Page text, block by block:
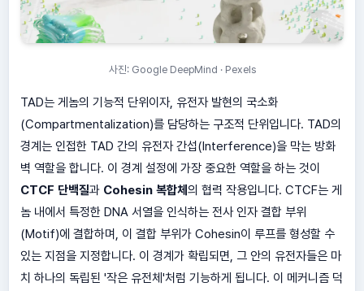
사진: Google DeepMind · Pexels
TAD는 게놈의 기능적 단위이자, 유전자 발현의 국소화
(Compartmentalization)를 담당하는 구조적 단위입니다. TAD의
경계는 인접한 TAD 간의 유전자 간섭(Interference)을 막는 방화
벽 역할을 합니다. 이 경계 설정에 가장 중요한 역할을 하는 것이
CTCF 단백질과 Cohesin 복합체 의 협력 작용입니다. CTCF는 게
놈 내에서 특정한 DNA 서열을 인식하는 전사 인자 결합 부위
(Motif)에 결합하며, 이 결합 부위가 Cohesin이 루프를 형성할 수
있는 지점을 지정합니다. 이 경계가 확립되면, 그 안의 유전자들은 마
치 하나의 독립된 '작은 유전체'처럼 기능하게 됩니다. 이 메커니즘 덕